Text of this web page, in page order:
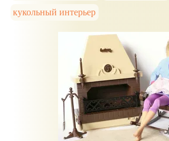
кукольный интерьер